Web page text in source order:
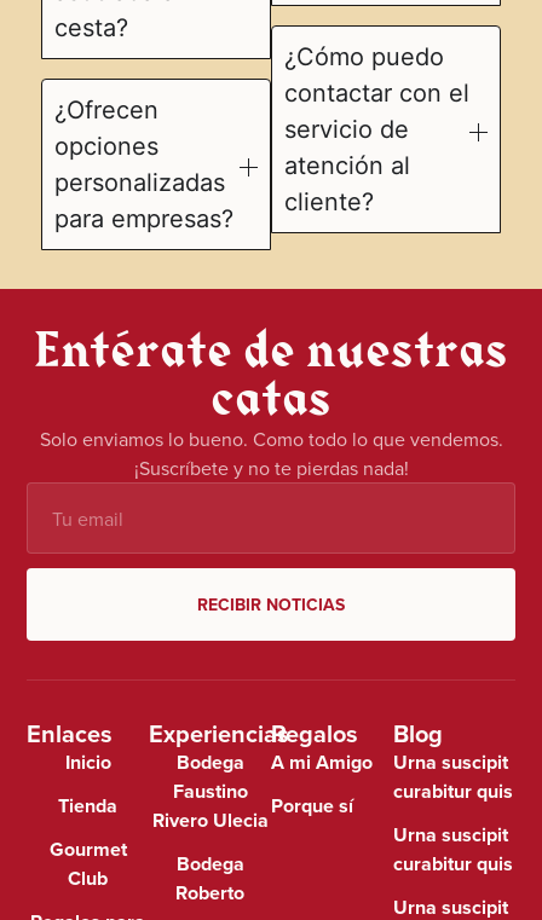
cesta?
¿Ofrecen
opciones
personalizadas
para empresas?
¿Cómo puedo
contactar con el
servicio de
atención al
cliente?
Entérate de nuestras
catas
Solo enviamos lo bueno. Como todo lo que vendemos.
¡Suscríbete y no te pierdas nada!
RECIBIR NOTICIAS
Enlaces
Inicio
Tienda
Gourmet
Club
Experiencias
Bodega
Faustino
Rivero Ulecia
Bodega
Roberto
Regalos
A mi Amigo
Porque sí
Blog
Urna suscipit
curabitur quis
Urna suscipit
curabitur quis
Urna suscipit